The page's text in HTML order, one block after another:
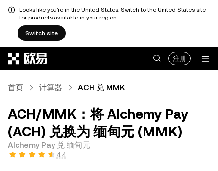
Looks like you're in the United States. Switch to the United States site
for products available in your region.
Switch site
注册
首页 计算器 ACH 兑 MMK
ACH/MMK：将 Alchemy Pay
(ACH) 兑换为 缅甸元 (MMK)
Alchemy Pay 兑 缅甸元
4.4